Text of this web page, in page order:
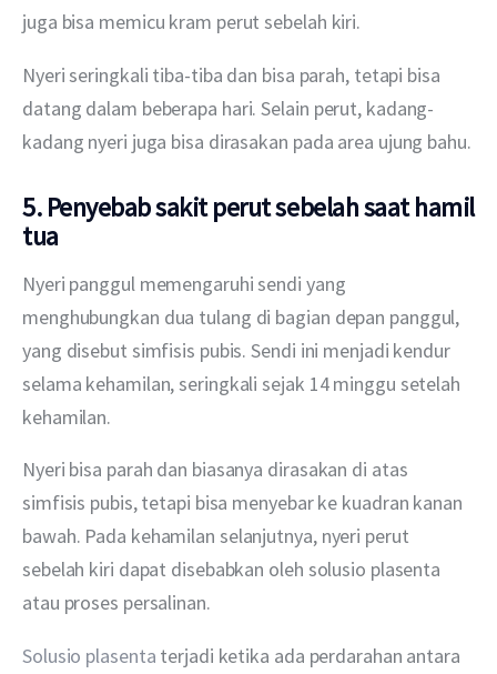
juga bisa memicu kram perut sebelah kiri.
Nyeri seringkali tiba-tiba dan bisa parah, tetapi bisa
datang dalam beberapa hari. Selain perut, kadang-
kadang nyeri juga bisa dirasakan pada area ujung bahu.
5. Penyebab sakit perut sebelah saat hamil
tua
Nyeri panggul memengaruhi sendi yang
menghubungkan dua tulang di bagian depan panggul,
yang disebut simfisis pubis. Sendi ini menjadi kendur
selama kehamilan, seringkali sejak 14 minggu setelah
kehamilan.
Nyeri bisa parah dan biasanya dirasakan di atas
simfisis pubis, tetapi bisa menyebar ke kuadran kanan
bawah. Pada kehamilan selanjutnya, nyeri perut
sebelah kiri dapat disebabkan oleh solusio plasenta
atau proses persalinan.
Solusio plasenta terjadi ketika ada perdarahan antara